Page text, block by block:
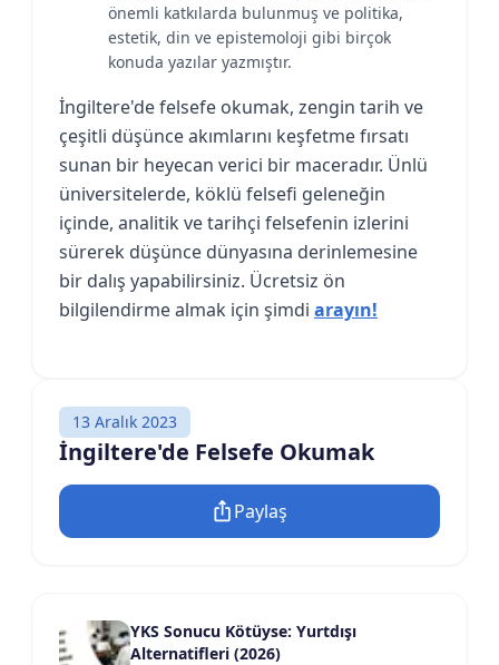
önemli katkılarda bulunmuş ve politika,
estetik, din ve epistemoloji gibi birçok
konuda yazılar yazmıştır.
İngiltere'de felsefe okumak, zengin tarih ve
çeşitli düşünce akımlarını keşfetme fırsatı
sunan bir heyecan verici bir maceradır. Ünlü
üniversitelerde, köklü felsefi geleneğin
içinde, analitik ve tarihçi felsefenin izlerini
sürerek düşünce dünyasına derinlemesine
bir dalış yapabilirsiniz. Ücretsiz ön
bilgilendirme almak için şimdi arayın!
13 Aralık 2023
İngiltere'de Felsefe Okumak
Paylaş
YKS Sonucu Kötüyse: Yurtdışı
Alternatifleri (2026)